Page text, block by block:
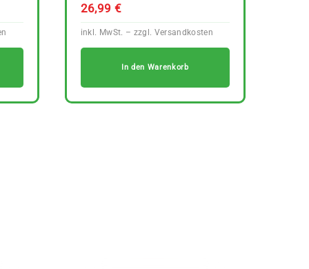
26,99 €
In den Warenkorb